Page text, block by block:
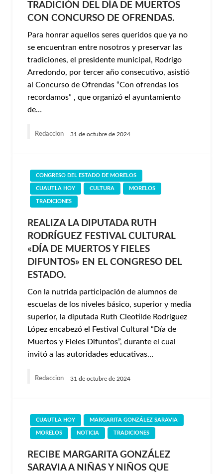
TRADICIÓN DEL DÍA DE MUERTOS
CON CONCURSO DE OFRENDAS.
Para honrar aquellos seres queridos que ya no
se encuentran entre nosotros y preservar las
tradiciones, el presidente municipal, Rodrigo
Arredondo, por tercer año consecutivo, asistió
al Concurso de Ofrendas “Con ofrendas los
recordamos” , que organizó el ayuntamiento
de…
Redaccion 31 de octubre de 2024
CONGRESO DEL ESTADO DE MORELOS
CUAUTLA HOY CULTURA MORELOS
TRADICIONES
REALIZA LA DIPUTADA RUTH
RODRÍGUEZ FESTIVAL CULTURAL
«DÍA DE MUERTOS Y FIELES
DIFUNTOS» EN EL CONGRESO DEL
ESTADO.
Con la nutrida participación de alumnos de
escuelas de los niveles básico, superior y media
superior, la diputada Ruth Cleotilde Rodríguez
López encabezó el Festival Cultural “Día de
Muertos y Fieles Difuntos”, durante el cual
invitó a las autoridades educativas…
Redaccion 31 de octubre de 2024
CUAUTLA HOY MARGARITA GONZÁLEZ SARAVIA
MORELOS NOTICIA TRADICIONES
RECIBE MARGARITA GONZÁLEZ
SARAVIA A NIÑAS Y NIÑOS QUE